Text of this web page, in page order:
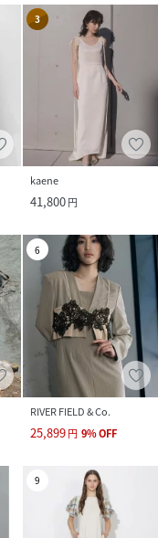
3
kaene
41,800円
6
RIVER FIELD & Co.
25,899円 9%OFF
9